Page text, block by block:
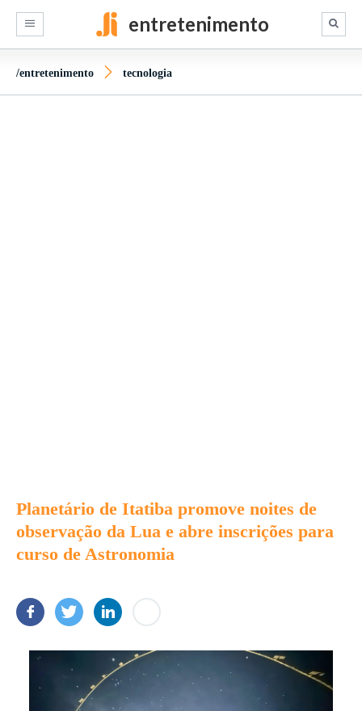
entretenimento
/entretenimento tecnologia
Planetário de Itatiba promove noites de
observação da Lua e abre inscrições para
curso de Astronomia